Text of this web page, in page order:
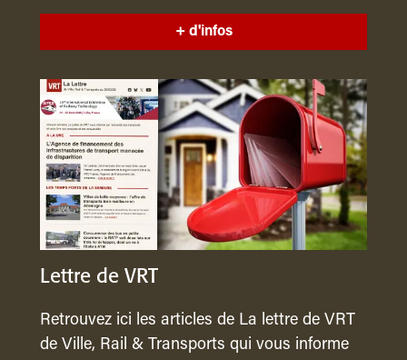
+ d'infos
Lettre de VRT
Retrouvez ici les articles de La lettre de VRT
de Ville, Rail & Transports qui vous informe